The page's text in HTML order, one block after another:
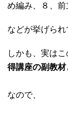
め編み、８、前
などが挙げられ
しかも、実はこ
得講座の副教材
なので、